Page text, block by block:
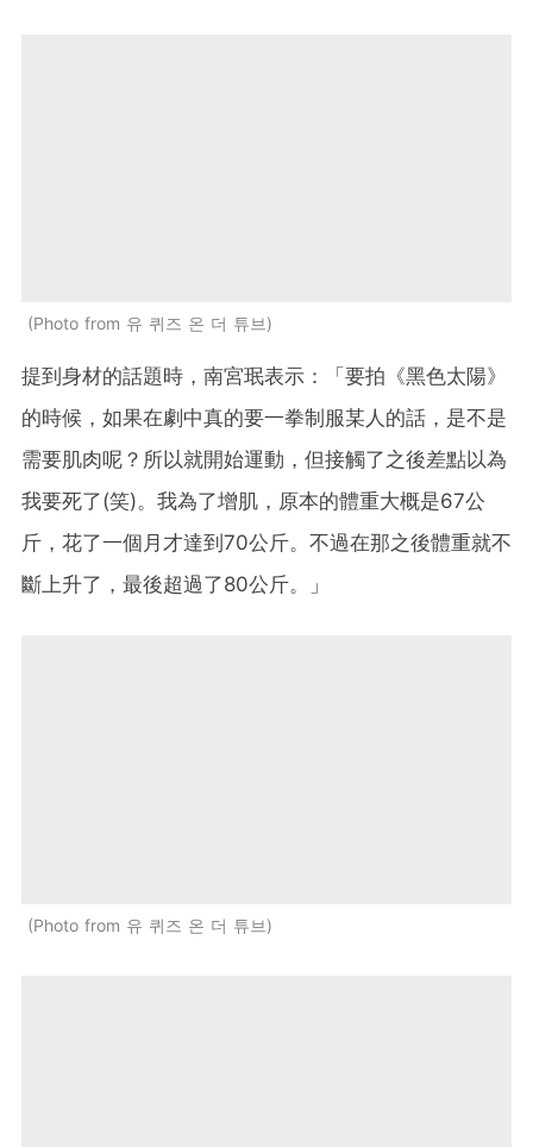
Photo from 유 퀴즈 온 더 튜브
提到身材的話題時，南宮珉表示：「要拍《黑色太陽》
的時候，如果在劇中真的要一拳制服某人的話，是不是
需要肌肉呢？所以就開始運動，但接觸了之後差點以為
我要死了(笑)。我為了增肌，原本的體重大概是67公
斤，花了一個月才達到70公斤。不過在那之後體重就不
斷上升了，最後超過了80公斤。」
Photo from 유 퀴즈 온 더 튜브